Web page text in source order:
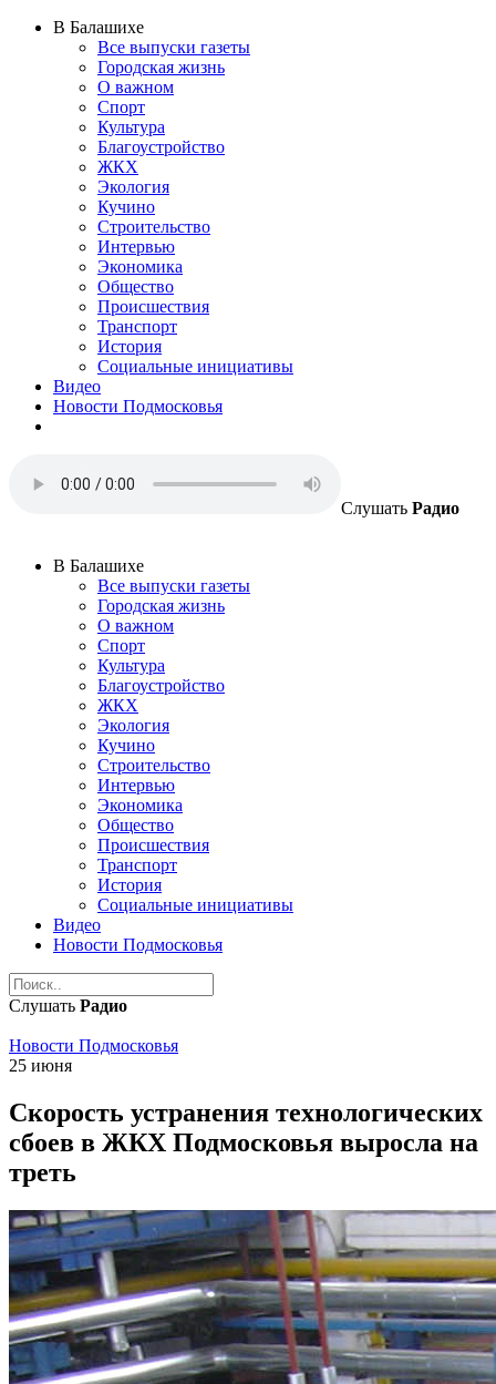
В Балашихе
Все выпуски газеты
Городская жизнь
О важном
Спорт
Культура
Благоустройство
ЖКХ
Экология
Кучино
Строительство
Интервью
Экономика
Общество
Происшествия
Транспорт
История
Социальные инициативы
Видео
Новости Подмосковья
Слушать Радио
В Балашихе
Все выпуски газеты
Городская жизнь
О важном
Спорт
Культура
Благоустройство
ЖКХ
Экология
Кучино
Строительство
Интервью
Экономика
Общество
Происшествия
Транспорт
История
Социальные инициативы
Видео
Новости Подмосковья
Слушать Радио
Новости Подмосковья
25 июня
Скорость устранения технологических
сбоев в ЖКХ Подмосковья выросла на
треть